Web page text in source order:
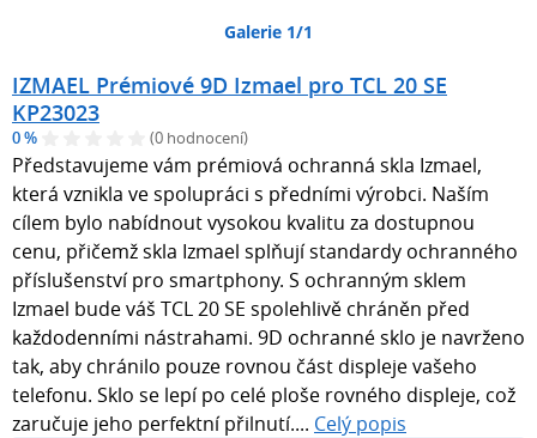
Galerie 1/1
IZMAEL Prémiové 9D Izmael pro TCL 20 SE
KP23023
0 % (0 hodnocení)
Představujeme vám prémiová ochranná skla Izmael,
která vznikla ve spolupráci s předními výrobci. Naším
cílem bylo nabídnout vysokou kvalitu za dostupnou
cenu, přičemž skla Izmael splňují standardy ochranného
příslušenství pro smartphony. S ochranným sklem
Izmael bude váš TCL 20 SE spolehlivě chráněn před
každodenními nástrahami. 9D ochranné sklo je navrženo
tak, aby chránilo pouze rovnou část displeje vašeho
telefonu. Sklo se lepí po celé ploše rovného displeje, což
zaručuje jeho perfektní přilnutí.... Celý popis